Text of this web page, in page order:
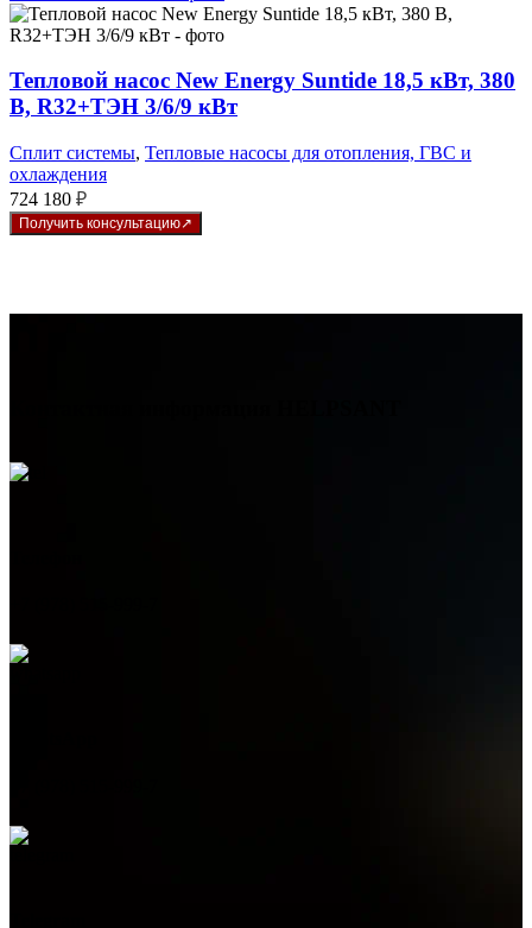
Тепловой насос New Energy Suntide 18,5 кВт, 380
В, R32+ТЭН 3/6/9 кВт
Сплит системы, Тепловые насосы для отопления, ГВС и
охлаждения
724 180 ₽
Получить консультацию